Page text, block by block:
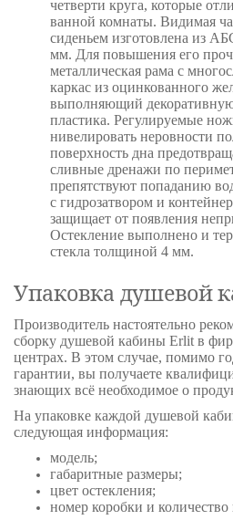
четверти круга, которые
ванной комнаты. Видимая
сиденьем изготовлена из
мм. Для повышения его
металлическая рама с
каркас из оцинкованного
выполняющий
пластика. Регулируемые
нивелировать неровности
поверхность дна
сливные дренажи по
препятствуют попаданию
с гидрозатвором и
защищает от появления
Остекление выполнено и
стекла толщиной 4 мм.
Упаковка душевой
Производитель настоятельно
сборку душевой кабины Erlit в
центрах. В этом случае, помимо
гарантии, вы получаете
знающих всё необходимое о
На упаковке каждой душевой
следующая информация:
модель;
габаритные размеры;
цвет остекления;
номер коробки и количество